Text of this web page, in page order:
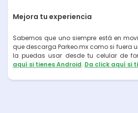
Mejora tu experiencia
Sabemos que uno siempre está en
que descarga Parkeo.mx como si fuera
la puedas usar desde tu celular de
aquí si tienes Android. Da click aquí si